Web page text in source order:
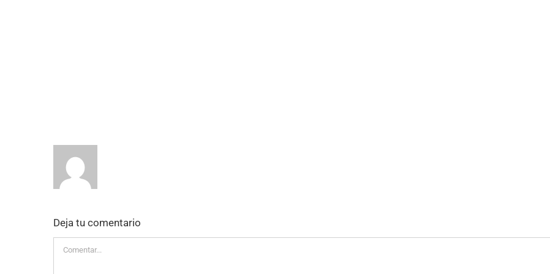
Deja tu comentario
Comentar